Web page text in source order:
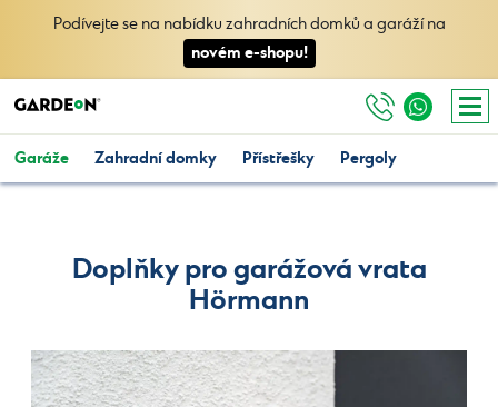
Podívejte se na nabídku zahradních domků a garáží na
novém e-shopu!
Garáže Zahradní domky Přístřešky Pergoly
Doplňky pro garážová vrata
Hörmann